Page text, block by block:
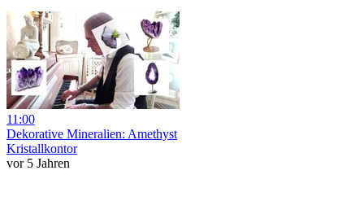
11:00
Dekorative Mineralien: Amethyst
Kristallkontor
vor 5 Jahren